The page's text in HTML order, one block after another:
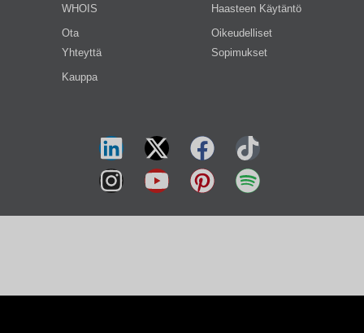
WHOIS
Ota
Yhteyttä
Kauppa
Haasteen Käytäntö
Oikeudelliset
Sopimukset